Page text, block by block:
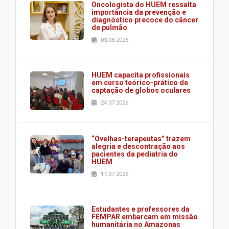
Oncologista do HUEM ressalta
importância da prevenção e
diagnóstico precoce do câncer
de pulmão
03.08.2026
HUEM capacita profissionais
em curso teórico-prático de
captação de globos oculares
24.07.2026
“Ovelhas-terapeutas” trazem
alegria e descontração aos
pacientes da pediatria do
HUEM
17.07.2026
Estudantes e professores da
FEMPAR embarcam em missão
humanitária no Amazonas